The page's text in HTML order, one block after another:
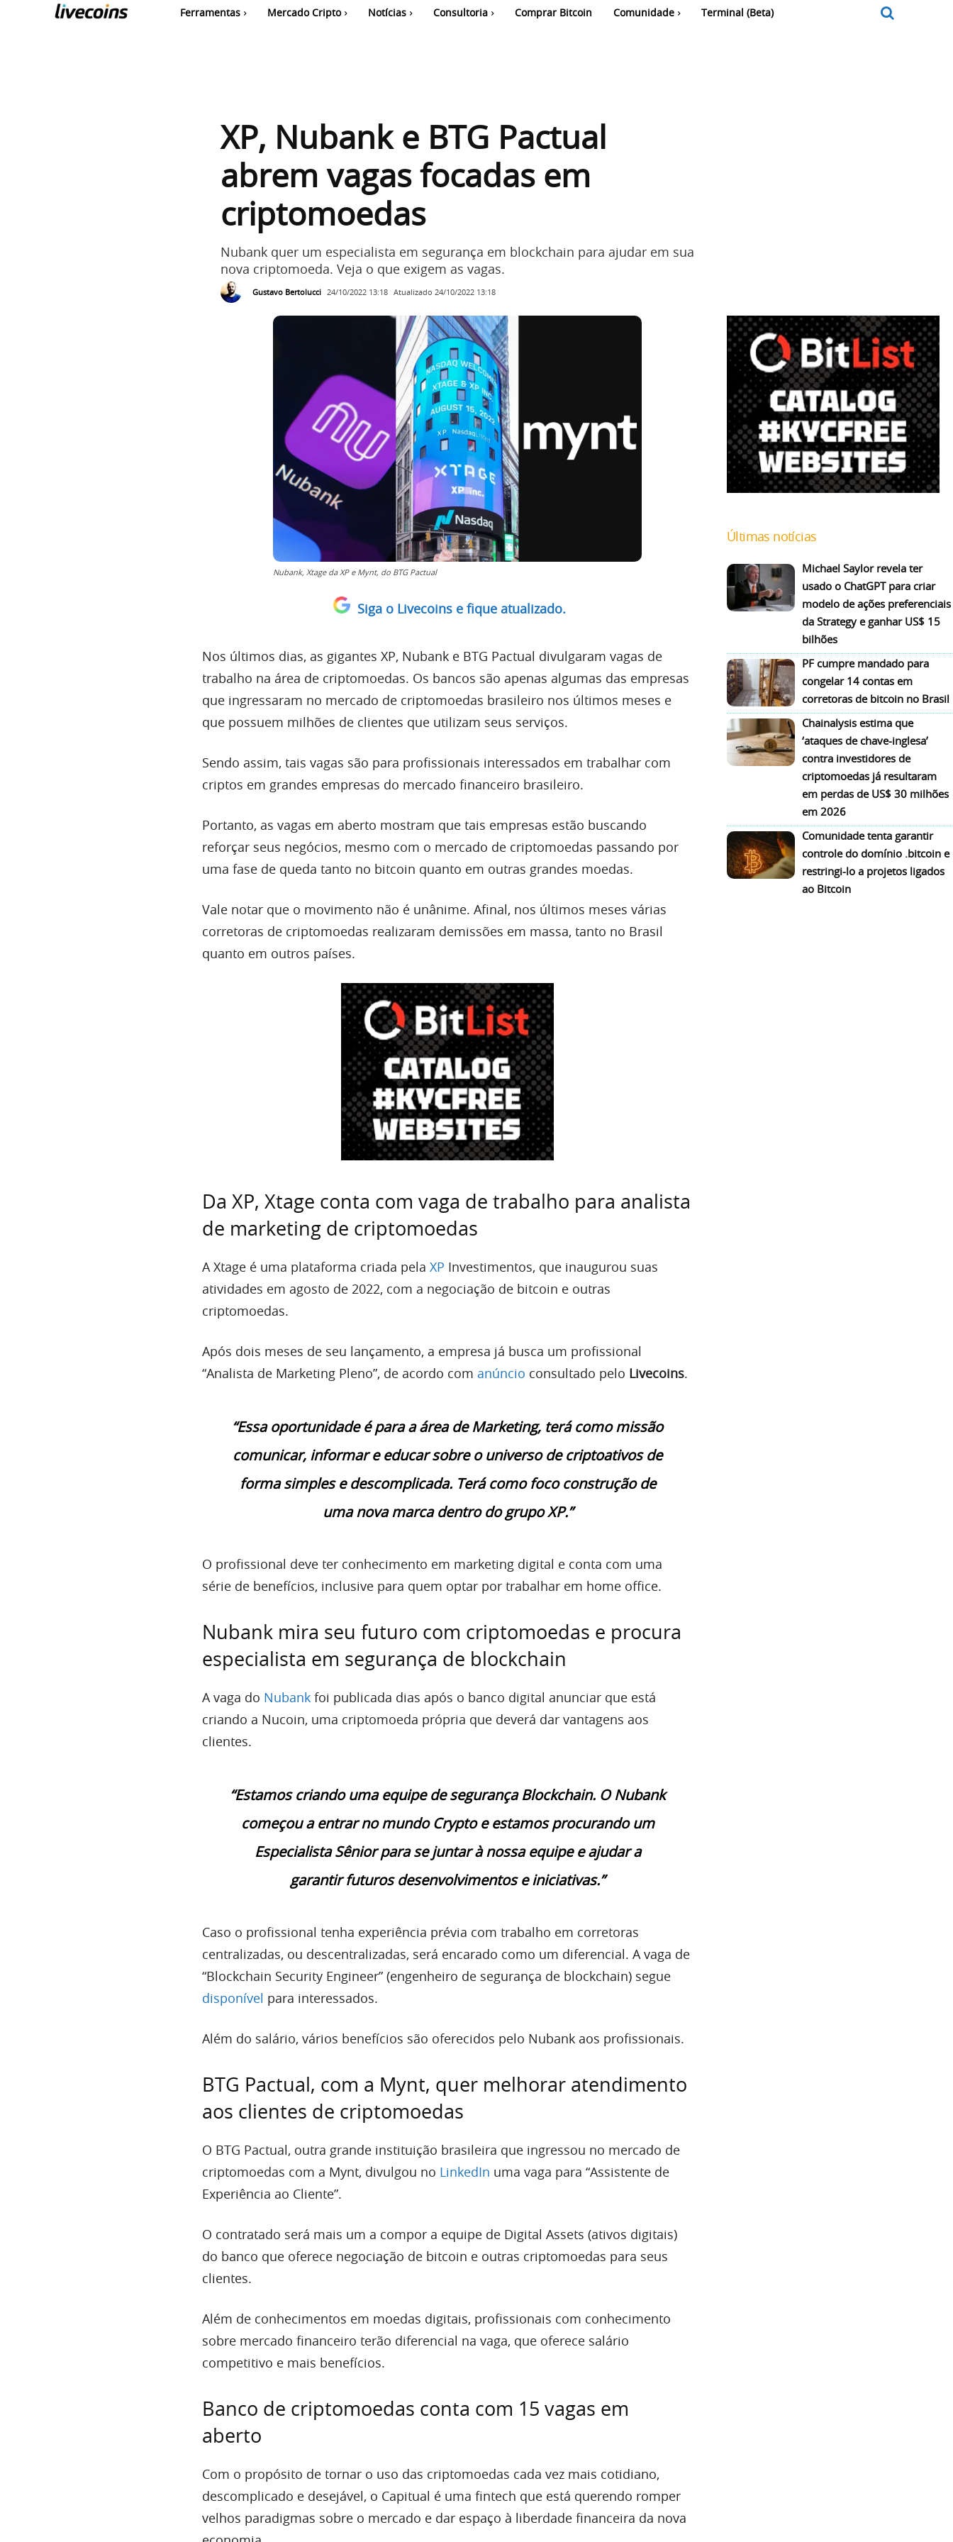
Ferramentas Mercado Cripto Notícias Consultoria Comprar Bitcoin Comunidade Terminal (Beta)
XP, Nubank e BTG Pactual
abrem vagas focadas em
criptomoedas
Nubank quer um especialista em segurança em blockchain para ajudar em sua
nova criptomoeda. Veja o que exigem as vagas.
Gustavo Bertolucci 24/10/2022 13:18 Atualizado 24/10/2022 13:18
Nubank, Xtage da XP e Mynt, do BTG Pactual
Siga o Livecoins e fique atualizado.
Nos últimos dias, as gigantes XP, Nubank e BTG Pactual divulgaram vagas de
trabalho na área de criptomoedas. Os bancos são apenas algumas das empresas
que ingressaram no mercado de criptomoedas brasileiro nos últimos meses e
que possuem milhões de clientes que utilizam seus serviços.
Sendo assim, tais vagas são para profissionais interessados em trabalhar com
criptos em grandes empresas do mercado financeiro brasileiro.
Portanto, as vagas em aberto mostram que tais empresas estão buscando
reforçar seus negócios, mesmo com o mercado de criptomoedas passando por
uma fase de queda tanto no bitcoin quanto em outras grandes moedas.
Vale notar que o movimento não é unânime. Afinal, nos últimos meses várias
corretoras de criptomoedas realizaram demissões em massa, tanto no Brasil
quanto em outros países.
Da XP, Xtage conta com vaga de trabalho para analista
de marketing de criptomoedas
A Xtage é uma plataforma criada pela XP Investimentos, que inaugurou suas
atividades em agosto de 2022, com a negociação de bitcoin e outras
criptomoedas.
Após dois meses de seu lançamento, a empresa já busca um profissional
“Analista de Marketing Pleno”, de acordo com anúncio consultado pelo Livecoins.
“Essa oportunidade é para a área de Marketing, terá como missão
comunicar, informar e educar sobre o universo de criptoativos de
forma simples e descomplicada. Terá como foco construção de
uma nova marca dentro do grupo XP.”
O profissional deve ter conhecimento em marketing digital e conta com uma
série de benefícios, inclusive para quem optar por trabalhar em home office.
Nubank mira seu futuro com criptomoedas e procura
especialista em segurança de blockchain
A vaga do Nubank foi publicada dias após o banco digital anunciar que está
criando a Nucoin, uma criptomoeda própria que deverá dar vantagens aos
clientes.
“Estamos criando uma equipe de segurança Blockchain. O Nubank
começou a entrar no mundo Crypto e estamos procurando um
Especialista Sênior para se juntar à nossa equipe e ajudar a
garantir futuros desenvolvimentos e iniciativas.”
Caso o profissional tenha experiência prévia com trabalho em corretoras
centralizadas, ou descentralizadas, será encarado como um diferencial. A vaga de
“Blockchain Security Engineer” (engenheiro de segurança de blockchain) segue
disponível para interessados.
Além do salário, vários benefícios são oferecidos pelo Nubank aos profissionais.
BTG Pactual, com a Mynt, quer melhorar atendimento
aos clientes de criptomoedas
O BTG Pactual, outra grande instituição brasileira que ingressou no mercado de
criptomoedas com a Mynt, divulgou no LinkedIn uma vaga para “Assistente de
Experiência ao Cliente”.
O contratado será mais um a compor a equipe de Digital Assets (ativos digitais)
do banco que oferece negociação de bitcoin e outras criptomoedas para seus
clientes.
Além de conhecimentos em moedas digitais, profissionais com conhecimento
sobre mercado financeiro terão diferencial na vaga, que oferece salário
competitivo e mais benefícios.
Banco de criptomoedas conta com 15 vagas em
aberto
Com o propósito de tornar o uso das criptomoedas cada vez mais cotidiano,
descomplicado e desejável, o Capitual é uma fintech que está querendo romper
velhos paradigmas sobre o mercado e dar espaço à liberdade financeira da nova
Últimas notícias
Michael Saylor revela ter
usado o ChatGPT para criar
modelo de ações preferenciais
da Strategy e ganhar US$ 15
bilhões
PF cumpre mandado para
congelar 14 contas em
corretoras de bitcoin no Brasil
Chainalysis estima que
‘ataques de chave-inglesa’
contra investidores de
criptomoedas já resultaram
em perdas de US$ 30 milhões
em 2026
Comunidade tenta garantir
controle do domínio .bitcoin e
restringi-lo a projetos ligados
ao Bitcoin